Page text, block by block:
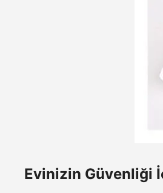
Evinizin Güvenliği